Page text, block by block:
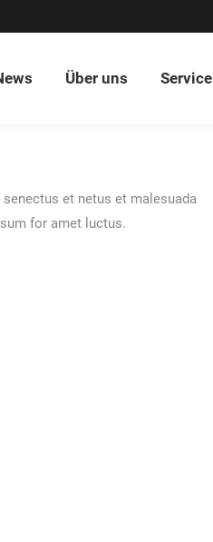
Über uns Service
et netus et male­sua­da
for amet luctus.
Über uns Service